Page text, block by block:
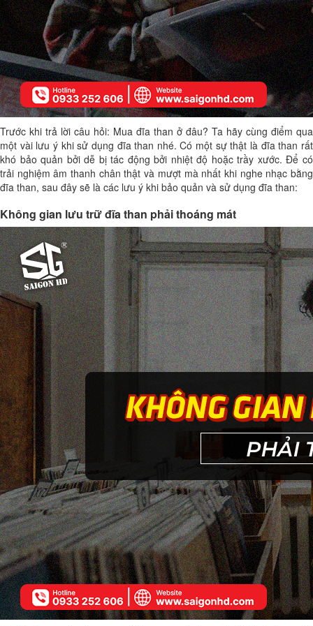
Trước khi trả lời câu hỏi: Mua đĩa than ở đâu? Ta hãy cùng điểm qua
một vài lưu ý khi sử dụng đĩa than nhé. Có một sự thật là đĩa than rất
khó bảo quản bởi dễ bị tác động bởi nhiệt độ hoặc trầy xước. Để có
trải nghiệm âm thanh chân thật và mượt mà nhất khi nghe nhạc bằng
đĩa than, sau đây sẽ là các lưu ý khi bảo quản và sử dụng đĩa than:
Không gian lưu trữ đĩa than phải thoáng mát